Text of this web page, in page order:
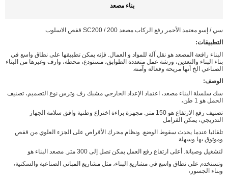
بناء مصعد
سي / إسو معتمد الأحمر رفع الركاب مصعد SC200 / 200 قفص الاسلوب
التطبيقات:
البناء رافعة المصعد هو نقل آلة للمواد و العمال. فإنه يمكن تطبيقها على نطاق واسع في
بناء البناء والتعدين، ورشة عمل متعددة الطوابق، مستودع، محطة، وارف وغيرها من البناء
الصناعي الخ أنها مريحة وفعالة وآمنة.
الوصف:
سك سلسلة البناء مصعد، اعتماد الإعداد الخارجي مشبك رف وترس نوع التصميم، تصنيف
الحمل هو 1 طن،
تصنيف رفع الارتفاع هو 150 متر. مجهزة براءة اختراع وطنية وافق سلامة الجهاز
التدريجي، يمكن الفرامل
تلقائيا عندما يحدث سقوط الوضع. ونظام محرك الأقراص على الجزء العلوي من قفص
وموثوق بها وسهلة
لتشغيل وصيانة. أعلى ارتفاع رفع العمل يمكن تصل إلى 300 متر. مصعد البناء هو
وتستخدم على نطاق واسع في مشاريع البناء، مثل مشاريع المباني الصناعية والسكنية،
وبناء الجسور،